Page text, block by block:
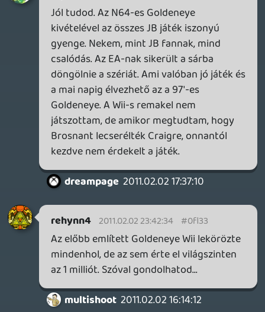
liquid 2011.02.02 20:21:42 #0fl31
Az Everything or Nothing teljesen jó volt.
A Nightfire szódával elment, a többi EA
féle cucc gyenge, az (EA-s) Goldeneye
pedig botrányosan szar.
dreampage 2011.02.02 17:37:10
Doom 2011.02.02 18:43:54 #0fl30
Azt hiszem még a 007 Nightfire volt amit
dicsértek. Sajna amit én szereztem
példányt olyan karcos volt hogy a
menünél lefagyott. 😞
dreampage
dreampage 2011.02.02 17:37:10 #0fl2z
A James Bond témához: Játékokban
tudtommal sosem szerepelt fényesen ez a
licensz, az N64-es Goldeneye-t leszámítva
egyetlen túl jó, vagy túl sikeres JB játékra
sem emlékszem, vagyis a Bizarre
próbálkozása sem meglepetés ebből a
szempontból. Az az egyediség, ami a -